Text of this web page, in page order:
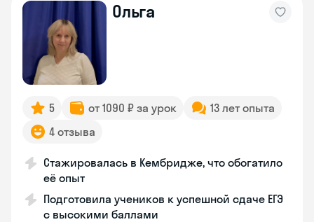
Ольга
5 от 1090 ₽ за урок
13 лет опыта
4 отзыва
Стажировалась в Кембридже, что обогатило
её опыт
Подготовила учеников к успешной сдаче ЕГЭ
с высокими баллами